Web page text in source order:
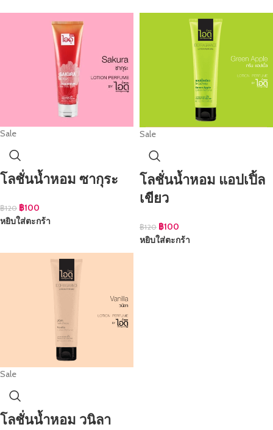
Sale
โลชั่นน้ำหอม ซากุระ
฿120 ฿100
หยิบใส่ตะกร้า
Sale
โลชั่นน้ำหอม แอปเปิ้ล
เขียว
฿120 ฿100
หยิบใส่ตะกร้า
Sale
โลชั่นน้ำหอม วนิลา